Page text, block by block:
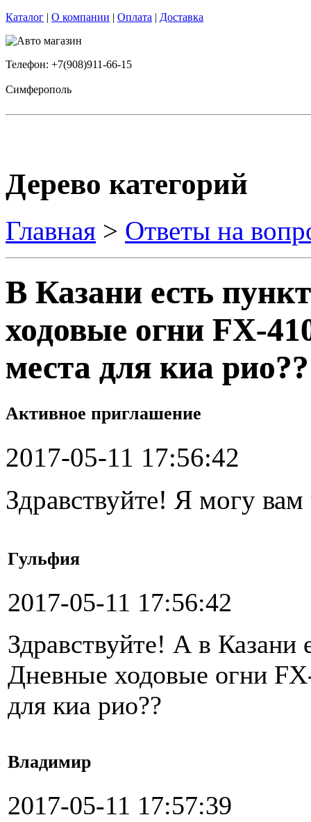
Каталог | О компании | Оплата | Доставка
Телефон: +7(908)911-66-15
Симферополь
Дерево категорий
Главная > Ответы на
В Казани есть
ходовые огни FX-
места для киа рио??
Активное приглашение
2017-05-11 17:56:42
Здравствуйте! Я могу
Гульфия
2017-05-11 17:56:42
Здравствуйте! А в Казани
Дневные ходовые огни
для киа рио??
Владимир
2017-05-11 17:57:39